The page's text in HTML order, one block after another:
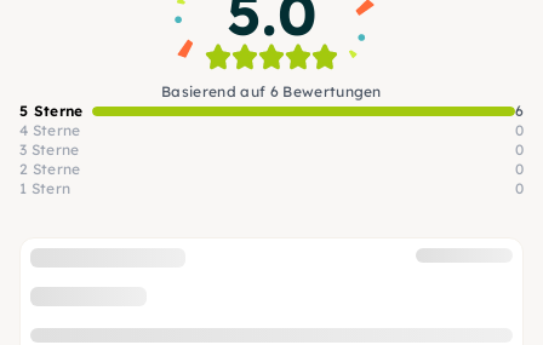
Basierend auf 6 Bewertungen
5 Sterne
6
4 Sterne
0
3 Sterne
0
2 Sterne
0
1 Stern
0